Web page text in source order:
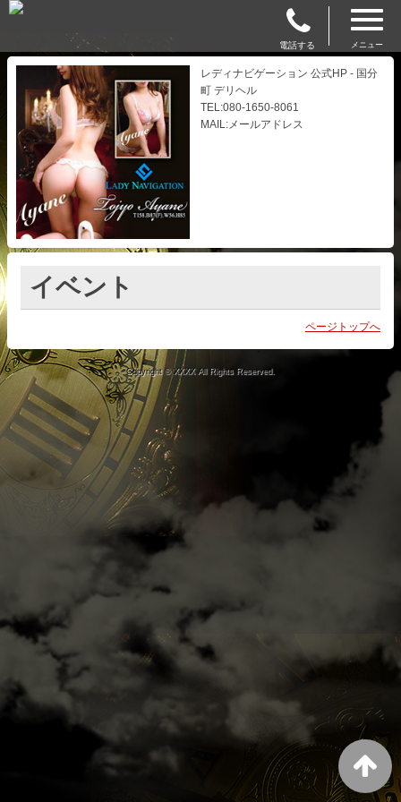
電話する メニュー
レディナビゲーション 公式HP - 国分
町 デリヘル
TEL:080-1650-8061
MAIL:メールアドレス
イベント
ページトップへ
Copyright © XXXX All Rights Reserved.